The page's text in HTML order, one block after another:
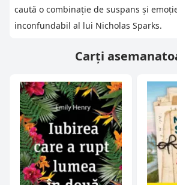
caută o combinație de suspans și
inconfundabil al lui Nicholas Sparks.
Carți